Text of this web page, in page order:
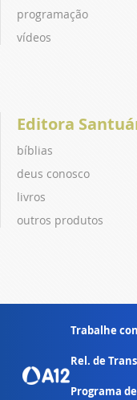
programação
vídeos
Editora
bíblias
deus conosco
livros
outros produtos
Trabalhe
Rel. de
Programa